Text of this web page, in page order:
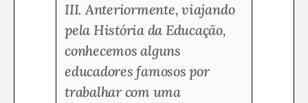
III. Anteriormente, viajando
pela História da Educação,
conhecemos alguns
educadores famosos por
trabalhar com uma